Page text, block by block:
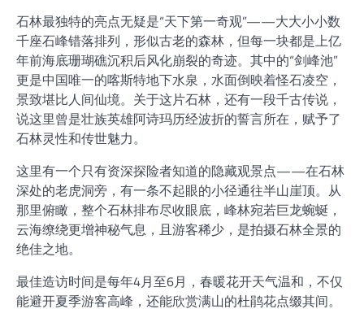
石林最独特的亮点无疑是“天下第一奇观”——大大小小数
千座石峰错落排列，形似古老的森林，但每一块都是上亿
年前海底珊瑚礁沉积后风化崩裂的奇迹。其中的“剑峰池”
更是中国唯一的喀斯特地下水泉，水面倒映着怪石凌空，
景致堪比人间仙境。关于这片石林，还有一段千古传说，
说这里曾是壮族英雄阿诗玛历经波折的誓言所在，赋予了
石林灵性和传世魅力。
这里有一个只有资深探险者知道的隐藏观景点——在石林
深处的老虎洞旁，有一条不起眼的小径通往半山崖顶。从
那里俯瞰，整个石林排布尽收眼底，峰林宛若巨龙蜿蜒，
云海缭绕更增神秘气息，且游客稀少，是拍摄石林全景的
绝佳之地。
最佳造访时间是每年4月至6月，春暖花开天气温和，不仅
能避开夏季游客高峰，还能欣赏满山的杜鹃花点缀其间。